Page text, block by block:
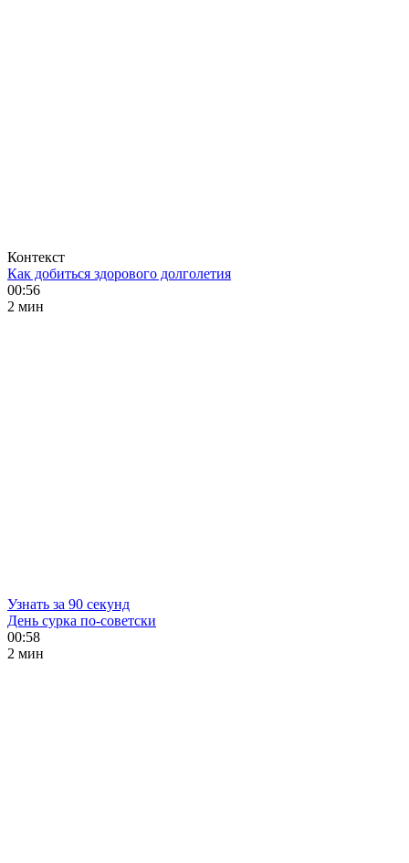
Контекст
Как добиться здорового долголетия
00:56
2 мин
Узнать за 90 секунд
День сурка по-советски
00:58
2 мин